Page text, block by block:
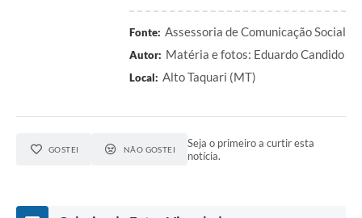
Fonte: Assessoria de Comunicação Social
Autor: Matéria e fotos: Eduardo Candido
Local: Alto Taquari (MT)
GOSTEI NÃO GOSTEI
Seja o primeiro a curtir esta
notícia.